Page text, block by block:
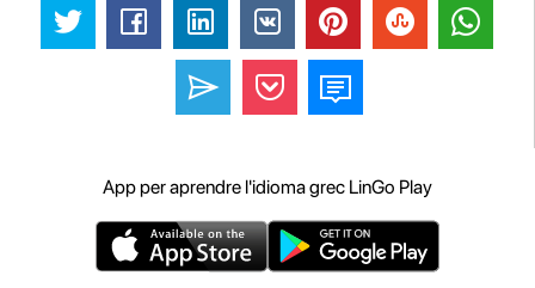
App per aprendre l'idioma grec LinGo Play